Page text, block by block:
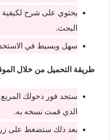
يحتوي على شرح
البحث.
سهل وبسيط في
طريقة التحميل من خلال
ستجد فور دخولك
الذي قمت نسخه به.